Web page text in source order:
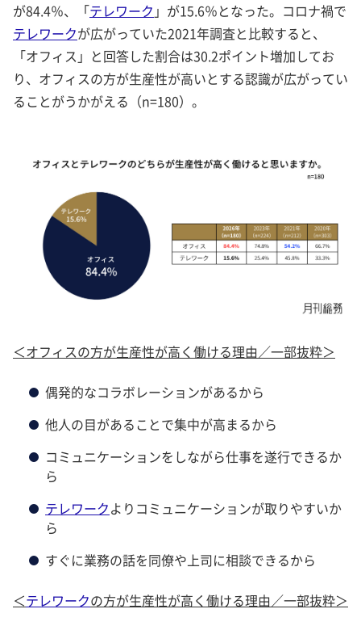
が84.4％、「テレワーク 」が15.6％となった。コロナ禍で
テレワークが広がっていた2021年調査と比較すると、
「オフィス」と回答した割合は30.2ポイント増加してお
り、オフィスの方が生産性が高いとする認識が広がってい
ることがうかがえる（n=180）。
＜オフィスの方が生産性が高く働ける理由／一部抜粋＞
偶発的なコラボレーションがあるから
他人の目があることで集中が高まるから
コミュニケーションをしながら仕事を遂行できるか
ら
テレワークよりコミュニケーションが取りやすいか
ら
すぐに業務の話を同僚や上司に相談できるから
＜テレワークの方が生産性が高く働ける理由／一部抜粋＞